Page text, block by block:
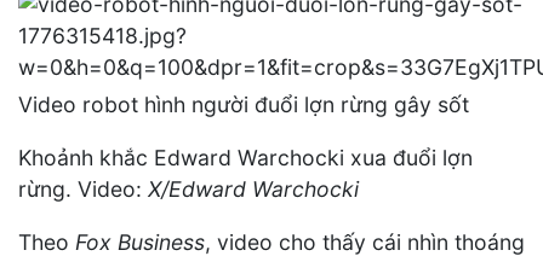
Video robot hình người đuổi lợn rừng gây sốt
Khoảnh khắc Edward Warchocki xua đuổi lợn
rừng. Video: X/Edward Warchocki
Theo Fox Business, video cho thấy cái nhìn thoáng